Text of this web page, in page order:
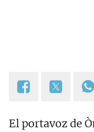
El portavoz de